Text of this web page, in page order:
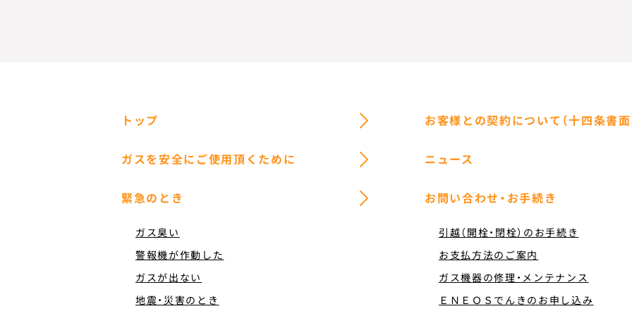
トップ
ガスを安全にご使用頂くために
緊急のとき
ガス臭い
警報機が作動した
ガスが出ない
地震・災害のとき
お客様との契約について（十四条書面
ニュース
お問い合わせ・お手続き
引越（開栓・閉栓）のお手続き
お支払方法のご案内
ガス機器の修理・メンテナンス
ＥＮＥＯＳでんきのお申し込み